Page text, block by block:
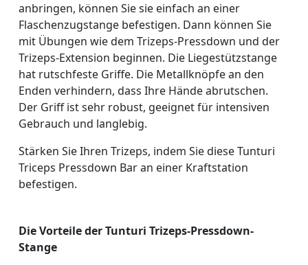
anbringen, können Sie sie einfach an einer
Flaschenzugstange befestigen. Dann können Sie
mit Übungen wie dem Trizeps-Pressdown und der
Trizeps-Extension beginnen. Die Liegestützstange
hat rutschfeste Griffe. Die Metallknöpfe an den
Enden verhindern, dass Ihre Hände abrutschen.
Der Griff ist sehr robust, geeignet für intensiven
Gebrauch und langlebig.
Stärken Sie Ihren Trizeps, indem Sie diese Tunturi
Triceps Pressdown Bar an einer Kraftstation
befestigen.
Die Vorteile der Tunturi Trizeps-Pressdown-
Stange